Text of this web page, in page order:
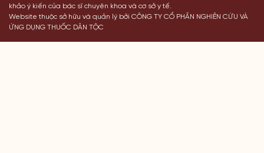
khảo ý kiến của bác sĩ chuyên khoa và cơ sở y tế.
Website thuộc sở hữu và quản lý bởi CÔNG TY CỔ PHẦN NGHIÊN CỨU VÀ
ỨNG DỤNG THUỐC DÂN TỘC